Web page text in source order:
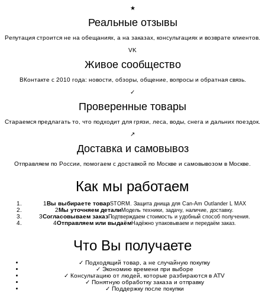
★
Реальные отзывы
Репутация строится не на обещаниях, а на заказах, консультациях и возврате клиентов.
VK
Живое сообщество
ВКонтакте с 2010 года: новости, обзоры, общение, вопросы и обратная связь.
✓
Проверенные товары
Стараемся предлагать то, что подходит для грязи, леса, воды, снега и дальних поездок.
↗
Доставка и самовывоз
Отправляем по России, помогаем с доставкой по Москве и самовывозом в Москве.
Как мы работаем
1 Вы выбираете товарSTORM. Защита днища для Сan-Am Outlander L MAX
2 Мы уточняем деталиМодель техники, задачу, наличие, доставку.
3Согласовываем заказПодтверждаем стоимость и удобный способ получения.
4Отправляем или выдаёмНадёжно упаковываем и передаём заказ.
Что Вы получаете
✓ Подходящий товар, а не случайную покупку
✓ Экономию времени при выборе
✓ Консультацию от людей, которые разбираются в ATV
✓ Понятную обработку заказа и отправку
✓ Поддержку после покупки